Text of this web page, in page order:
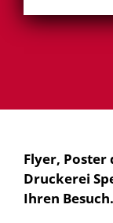
Flyer, Poster
Druckerei
Ihren Besuch.